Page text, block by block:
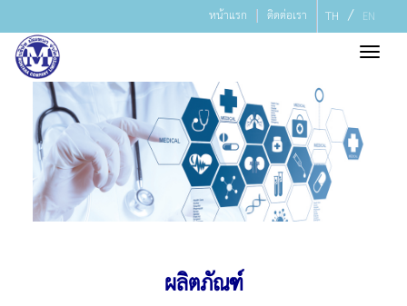
TH / EN
ติดต่อเรา
หน้าแรก
ผลิตภัณฑ์